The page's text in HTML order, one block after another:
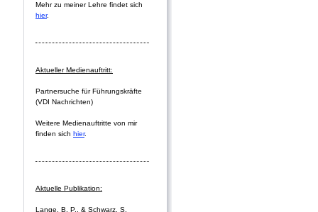
Mehr zu meiner Lehre findet sich
hier.
Aktueller Medienauftritt:
Partnersuche für Führungskräfte
(VDI Nachrichten)
Weitere Medienauftritte von mir
finden sich hier.
Aktuelle Publikation:
Lange, B. P., & Schwarz, S.